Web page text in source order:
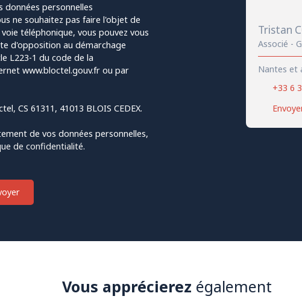
données personnelles
ne souhaitez pas faire l'objet de
téléphonique, vous pouvez vous
d'opposition au démarchage
L223-1 du code de la
www.bloctel.gouv.fr ou par
CS 61311, 41013 BLOIS CEDEX.
de vos données personnelles,
de confidentialité.
Tristan
Associé -
Nantes et
+33 6
Vous apprécierez également